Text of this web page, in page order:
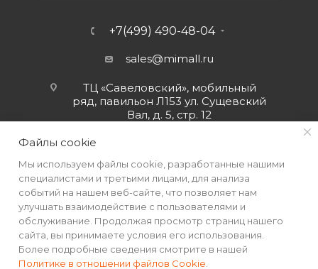
+7(499) 490-48-04
sales@mimall.ru
ТЦ «Савеловский», мобильный
ряд, павильон Л153 ул. Сущевский
Вал, д. 5, стр. 12
Файлы cookie
Мы используем файлы cookie, разработанные нашими
специалистами и третьими лицами, для анализа
событий на нашем веб-сайте, что позволяет нам
улучшать взаимодействие с пользователями и
обслуживание. Продолжая просмотр страниц нашего
сайта, вы принимаете условия его использования.
Более подробные сведения смотрите в нашей
Политике в отношении файлов Cookie